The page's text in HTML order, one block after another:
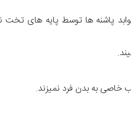
پاشنه ها توسط پایه های
به بدن فرد نمیزند.